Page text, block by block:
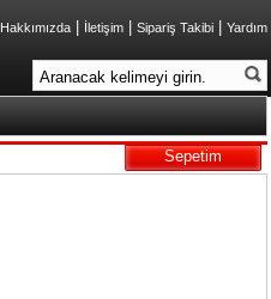
Hakkımızda İletişim Sipariş Takibi Yardım
Sepetim